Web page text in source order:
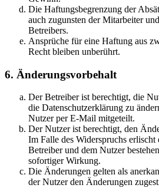
Die Haftungsbegrenzung der
auch zugunsten der Mitarbeiter
Betreibers.
Ansprüche für eine Haftung aus
Recht bleiben unberührt.
6. Änderungsvorbehalt
Der Betreiber ist berechtigt, die
die Datenschutzerklärung zu
Nutzer per E-Mail mitgeteilt.
Der Nutzer ist berechtigt, den
Im Falle des Widerspruchs erlischt
Betreiber und dem Nutzer
sofortiger Wirkung.
Die Änderungen gelten als
der Nutzer den Änderungen